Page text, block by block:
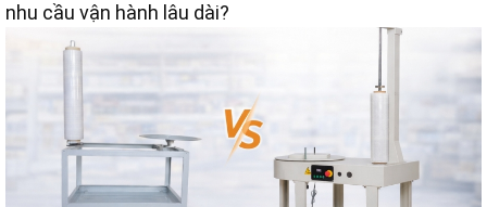
nhu cầu vận hành lâu dài?